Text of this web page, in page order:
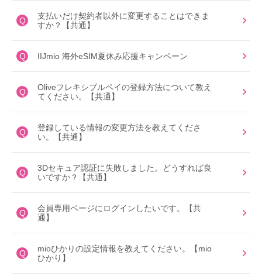
Q
支払いだけ契約者以外に変更することはできま
すか？【共通】
Q IIJmio 海外eSIM夏休み応援キャンペーン
Q
Oliveフレキシブルペイの登録方法について教え
てください。【共通】
Q
登録している情報の変更方法を教えてくださ
い。【共通】
Q
3Dセキュア認証に失敗しました。どうすれば良
いですか？【共通】
Q
会員専用ページにログインしたいです。【共
通】
Q
mioひかりの設定情報を教えてください。【mio
ひかり】